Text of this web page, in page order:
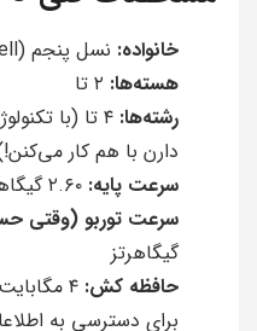
خانواده: نسل پنجم Intel Core (Broadwell)
هسته‌ها:
رشته‌ها:
دارن با هم کار
سرعت پایه:
سرعت توربو (وقتی
گیگاهرتز
حافظه کش:
۴
برای دسترسی به